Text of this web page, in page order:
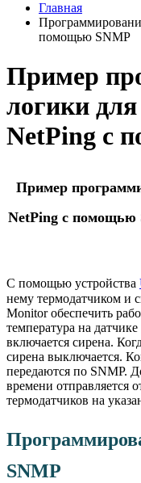
Главная
помощью SNMP
Пример
логики
NetPing с
Пример
NetPing с помощью
С помощью устройства
нему термодатчиком и
Monitor обеспечить
температура на
включается сирена.
сирена выключается.
передаются по SNMP.
времени отправляется
термодатчиков на
SNMP